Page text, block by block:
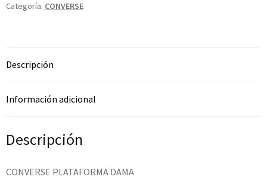
Categoría: CONVERSE
Descripción
Información adicional
Descripción
CONVERSE PLATAFORMA DAMA